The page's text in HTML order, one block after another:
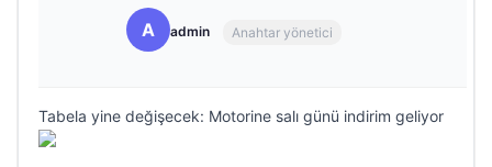
A admin Anahtar yönetici
Tabela yine değişecek: Motorine salı günü indirim geliyor